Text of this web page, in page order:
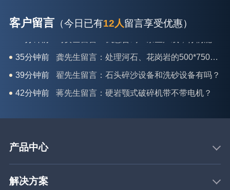
客户留言（今日已有12人留言享受优惠）
龚先生留言：处理河石、花岗岩的500*750颚破机什么价位？
翟先生留言：石头碎沙设备和洗砂设备有吗？
蒋先生留言：硬岩颚式破碎机带不带电机？
12分钟前
26分钟前
产品中心
解决方案